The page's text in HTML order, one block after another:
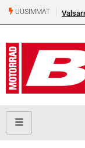
UUSIMMAT